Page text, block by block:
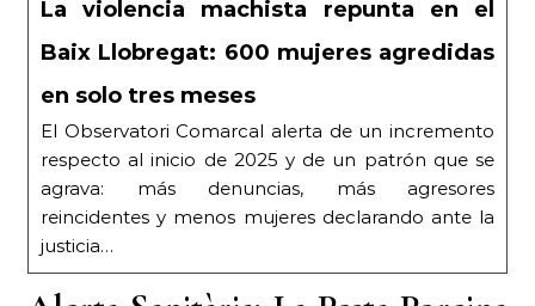
La violencia machista repunta en el
Baix Llobregat: 600 mujeres agredidas
en solo tres meses
El Observatori Comarcal alerta de un incremento
respecto al inicio de 2025 y de un patrón que se
agrava: más denuncias, más agresores
reincidentes y menos mujeres declarando ante la
justicia…